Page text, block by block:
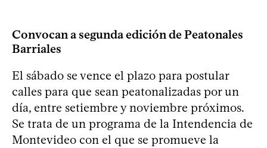
Convocan a segunda edición de Peatonales
Barriales
El sábado se vence el plazo para postular
calles para que sean peatonalizadas por un
día, entre setiembre y noviembre próximos.
Se trata de un programa de la Intendencia de
Montevideo con el que se promueve la